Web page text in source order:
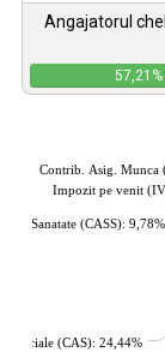
Angajatorul
57,21
Sociale (CAS): 24,44%
Sanatate (CASS): 9,78%
Impozit pe venit
Contrib. Asig. Munca